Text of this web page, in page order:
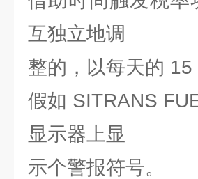
互独立地调
整的，以每天的
假如 SITRANS
显示器上显
示个警报符号。